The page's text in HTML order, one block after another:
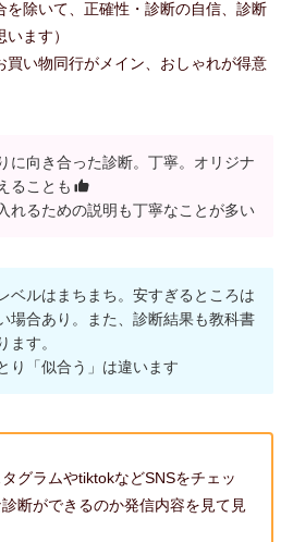
を除いて、正確性・診断の自信、診断
ます）
買い物同行がメイン、おしゃれが得意
に向き合った診断。丁寧。オリジナ
ることも
れるための説明も丁寧なことが多い
ベルはまちまち。安すぎるところは
場合あり。また、診断結果も教科書
ます。
り「似合う」は違います
グラムやtiktokなどSNSをチェッ
断ができるのか発信内容を見て見